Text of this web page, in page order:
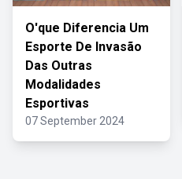
O'que Diferencia Um
Esporte De Invasão
Das Outras
Modalidades
Esportivas
07 September 2024